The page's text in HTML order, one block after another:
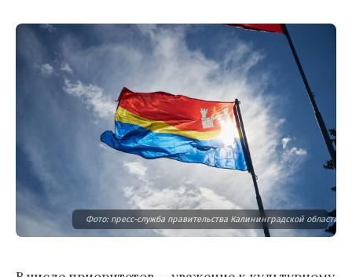
Фото: пресс-служба правительства Калининградской области